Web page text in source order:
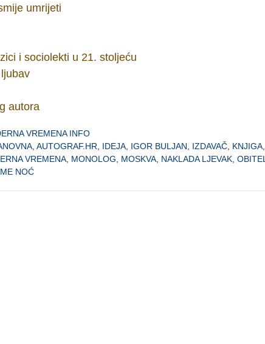
umrijeti
i sociolekti u 21. stoljeću
autora
VREMENA INFO
AUTOGRAF.HR IDEJA IGOR BULJAN IZDAVAČ KNJIGA
VREMENA MONOLOG MOSKVA NAKLADA LJEVAK
NOĆ